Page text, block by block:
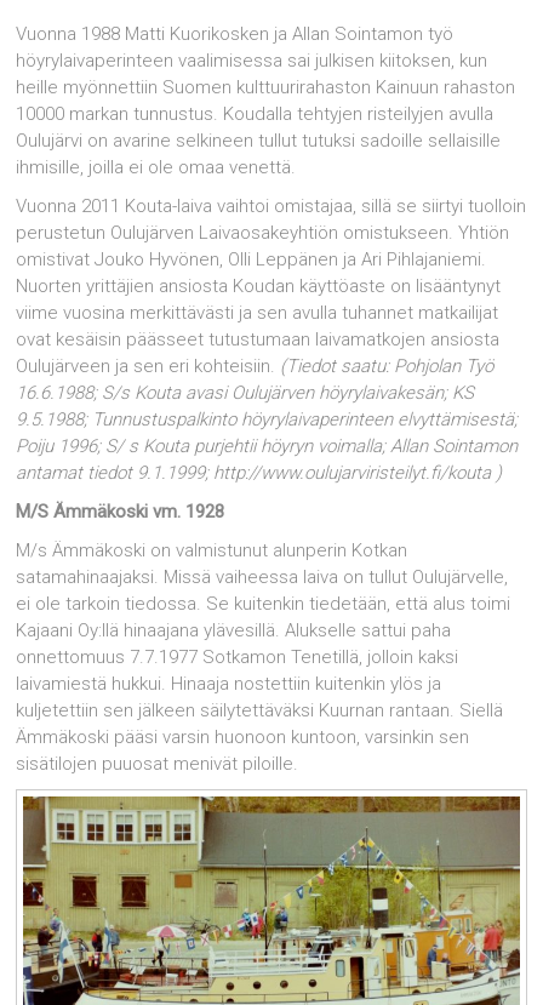
Vuonna 1988 Matti Kuorikosken ja Allan Sointamon työ
höyrylaivaperinteen vaalimisessa sai julkisen kiitoksen, kun
heille myönnettiin Suomen kulttuurirahaston Kainuun rahaston
10000 markan tunnustus. Koudalla tehtyjen risteilyjen avulla
Oulujärvi on avarine selkineen tullut tutuksi sadoille sellaisille
ihmisille, joilla ei ole omaa venettä.
Vuonna 2011 Kouta-laiva vaihtoi omistajaa, sillä se siirtyi tuolloin
perustetun Oulujärven Laivaosakeyhtiön omistukseen. Yhtiön
omistivat Jouko Hyvönen, Olli Leppänen ja Ari Pihlajaniemi.
Nuorten yrittäjien ansiosta Koudan käyttöaste on lisääntynyt
viime vuosina merkittävästi ja sen avulla tuhannet matkailijat
ovat kesäisin päässeet tutustumaan laivamatkojen ansiosta
Oulujärveen ja sen eri kohteisiin. (Tiedot saatu: Pohjolan Työ
16.6.1988; S/s Kouta avasi Oulujärven höyrylaivakesän; KS
9.5.1988; Tunnustuspalkinto höyrylaivaperinteen elvyttämisestä;
Poiju 1996; S/ s Kouta purjehtii höyryn voimalla; Allan Sointamon
antamat tiedot 9.1.1999; http://www.oulujarviristeilyt.fi/kouta )
M/S Ämmäkoski vm. 1928
M/s Ämmäkoski on valmistunut alunperin Kotkan
satamahinaajaksi. Missä vaiheessa laiva on tullut Oulujärvelle,
ei ole tarkoin tiedossa. Se kuitenkin tiedetään, että alus toimi
Kajaani Oy:llä hinaajana ylävesillä. Alukselle sattui paha
onnettomuus 7.7.1977 Sotkamon Tenetillä, jolloin kaksi
laivamiestä hukkui. Hinaaja nostettiin kuitenkin ylös ja
kuljetettiin sen jälkeen säilytettäväksi Kuurnan rantaan. Siellä
Ämmäkoski pääsi varsin huonoon kuntoon, varsinkin sen
sisätilojen puuosat menivät piloille.